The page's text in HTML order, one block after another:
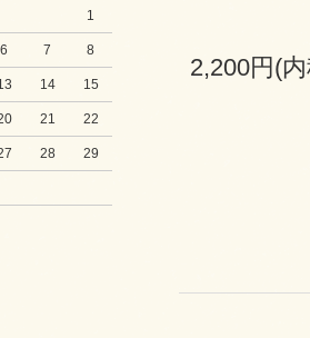
1
6 7 8
14 15
21 22
28 29
2,200円(